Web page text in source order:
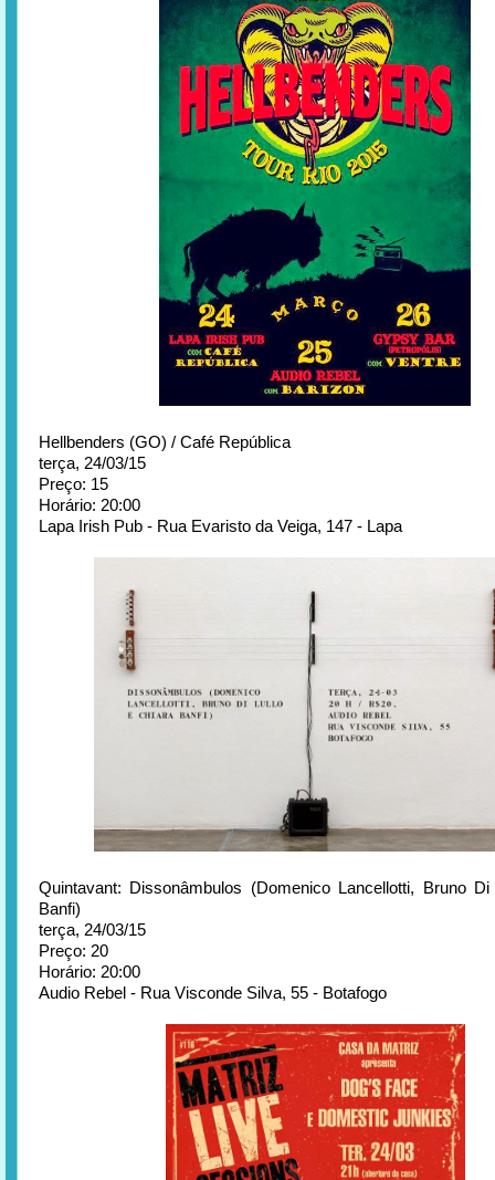
Hellbenders (GO) / Café República
terça, 24/03/15
Preço: 15
Horário: 20:00
Lapa Irish Pub - Rua Evaristo da Veiga, 147 - Lapa
Quintavant: Dissonâmbulos (Domenico Lancellotti, Bruno
Banfi)
terça, 24/03/15
Preço: 20
Horário: 20:00
Audio Rebel - Rua Visconde Silva, 55 - Botafogo